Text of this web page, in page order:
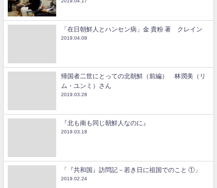
「在日朝鮮人とハンセン病」金 貴粉 著 クレイン
2019.04.08
帰国者二世にとっての北朝鮮（前編） 林潤美（リ
ム・ユンミ）さん
2019.03.28
『北も南も同じ朝鮮人なのに』
2019.03.18
「『共和国』訪問記－若き日に祖国でのこと ①」
2019.02.24